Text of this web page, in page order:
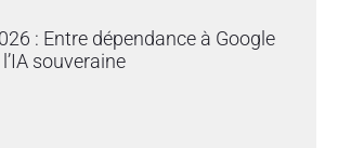
: Entre dépendance à Google
souveraine